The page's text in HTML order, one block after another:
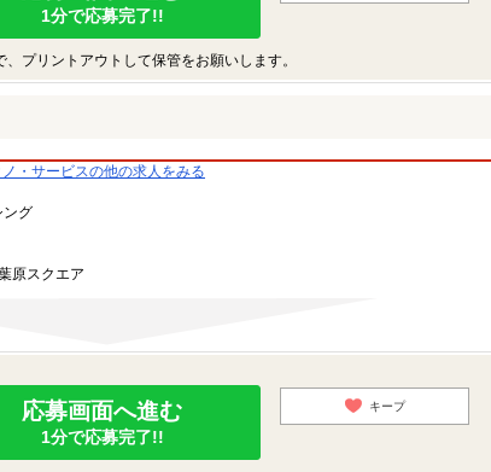
1分で応募完了!!
プリントアウトして保管をお願いします。
・サービスの他の求人をみる
ング
原スクエア
応募画面へ進む
1分で応募完了!!
キープ